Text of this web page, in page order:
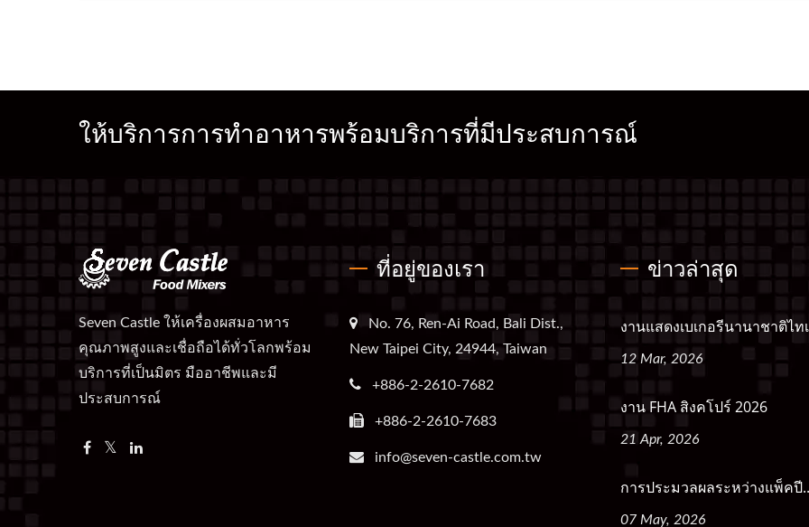
ให้บริการการทำอาหารพร้อมบริการที่มีประสบการณ์
Seven Castle ให้เครื่องผสมอาหาร
คุณภาพสูงและเชื่อถือได้ทั่วโลกพร้อม
บริการที่เป็นมิตร มืออาชีพและมี
ประสบการณ์
ที่อยู่ของเรา
No. 76, Ren-Ai Road, Bali Dist.,
New Taipei City, 24944, Taiwan
+886-2-2610-7682
+886-2-2610-7683
info@seven-castle.com.tw
ข่าวล่าสุด
งานแสดงเบเกอรีนานาชาติไท
12 Mar, 2026
งาน FHA สิงคโปร์ 2026
21 Apr, 2026
การประมวลผลระหว่างแพ็คปี
07 May, 2026